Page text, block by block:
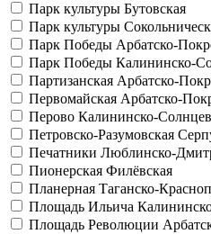
Парк культуры Бутовская
Парк культуры
Парк Победы Арбатско-
Парк Победы Калининско-
Партизанская Арбатско-
Первомайская Арбатско-
Перово Калининско-
Петровско-Разумовская
Печатники Люблинско-
Пионерская Филёвская
Планерная Таганско-
Площадь Ильича
Площадь Революции